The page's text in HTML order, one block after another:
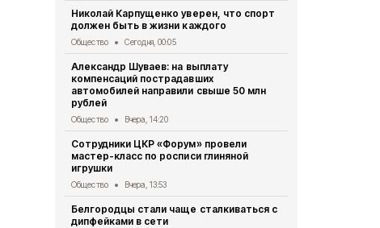
Николай Карпущенко уверен, что спорт
должен быть в жизни каждого
Общество Сегодня, 00:05
Александр Шуваев: на выплату
компенсаций пострадавших
автомобилей направили свыше 50 млн
рублей
Общество Вчера, 14:20
Сотрудники ЦКР «Форум» провели
мастер-класс по росписи глиняной
игрушки
Общество Вчера, 13:53
Белгородцы стали чаще сталкиваться с
дипфейками в сети